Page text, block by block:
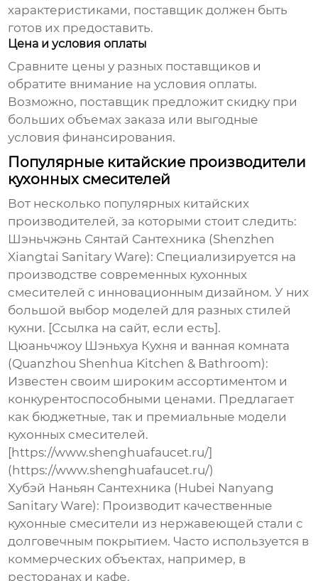
характеристиками, поставщик должен быть
готов их предоставить.
Цена и условия оплаты
Сравните цены у разных поставщиков и
обратите внимание на условия оплаты.
Возможно, поставщик предложит скидку при
больших объемах заказа или выгодные
условия финансирования.
Популярные китайские производители
кухонных смесителей
Вот несколько популярных китайских
производителей, за которыми стоит следить:
Шэньчжэнь Сянтай Сантехника (Shenzhen
Xiangtai Sanitary Ware): Специализируется на
производстве современных кухонных
смесителей с инновационным дизайном. У них
большой выбор моделей для разных стилей
кухни. [Ссылка на сайт, если есть].
Цюаньчжоу Шэньхуа Кухня и ванная комната
(Quanzhou Shenhua Kitchen & Bathroom):
Известен своим широким ассортиментом и
конкурентоспособными ценами. Предлагает
как бюджетные, так и премиальные модели
кухонных смесителей.
[https://www.shenghuafaucet.ru/]
(https://www.shenghuafaucet.ru/)
Хубэй Наньян Сантехника (Hubei Nanyang
Sanitary Ware): Производит качественные
кухонные смесители из нержавеющей стали с
долговечным покрытием. Часто используется в
коммерческих объектах, например, в
ресторанах и кафе.